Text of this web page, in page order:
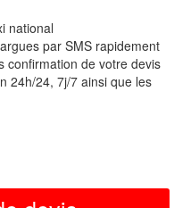
national
par SMS rapidement
confirmation de votre devis
24h/24, 7j/7 ainsi que les